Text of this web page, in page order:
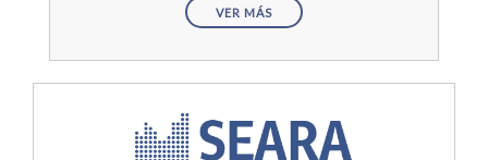
VER MÁS